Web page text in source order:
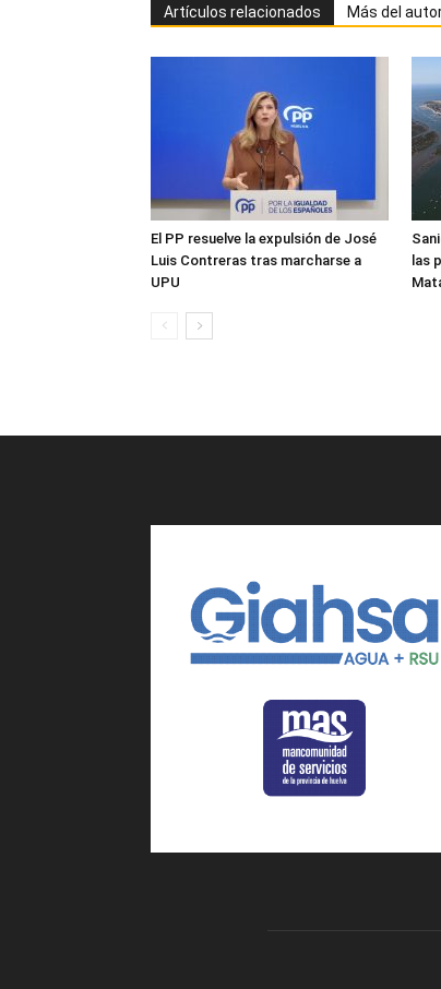
Artículos relacionados Más del
El PP resuelve la expulsión de José
Luis Contreras tras marcharse a
UPU
las